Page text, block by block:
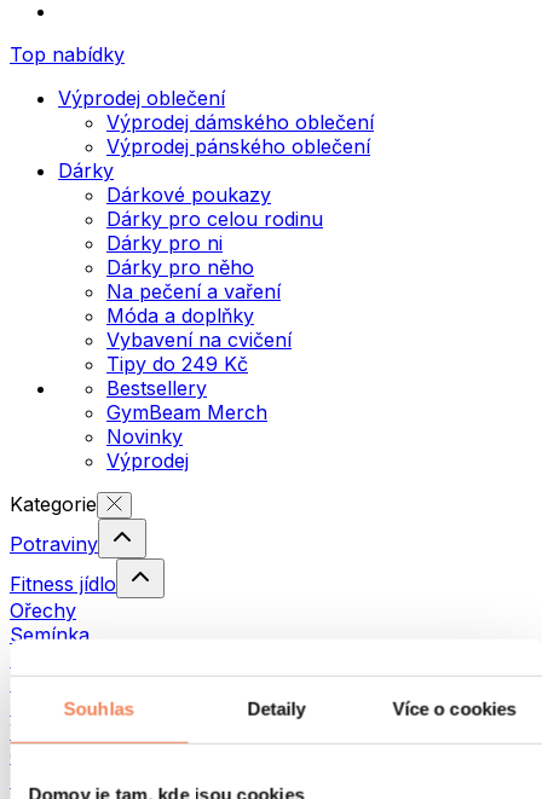
Souhlas Detaily Více o cookies
Domov je tam, kde jsou cookies
Top nabídky
Výprodej oblečení
Výprodej dámského oblečení
Výprodej pánského oblečení
Dárky
Dárkové poukazy
Dárky pro celou rodinu
Dárky pro ni
Dárky pro něho
Na pečení a vaření
Móda a doplňky
Vybavení na cvičení
Tipy do 249 Kč
Bestsellery
GymBeam Merch
Novinky
Výprodej
Kategorie
Potraviny
Fitness jídlo
Ořechy
Semínka
Ryby
Hotová jídla
Vajíčka
Chléb a pečivo